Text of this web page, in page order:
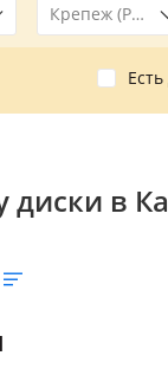
Крепеж (PCD)
в